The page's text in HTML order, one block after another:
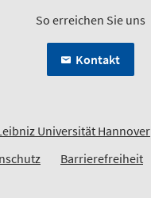
So erreichen Sie uns
Kontakt
Universität Hannover
Barrierefreiheit